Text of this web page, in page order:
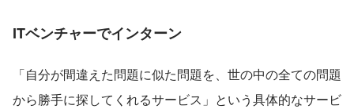
ITベンチャーでインターン
「自分が間違えた問題に似た問題を、世の中の全ての問題
から勝手に探してくれるサービス」という具体的なサービ